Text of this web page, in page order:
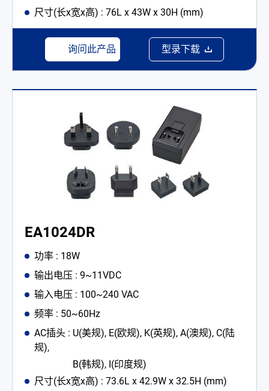
尺寸(长x宽x高) : 76L x 43W x 30H (mm)
询问此产品 型录下载
EA1024DR
功率 : 18W
输出电压 : 9~11VDC
输入电压 : 100~240 VAC
频率 : 50~60Hz
AC插头 : U(美规), E(欧规), K(英规), A(澳规), C(陆
规),
B(韩规), I(印度规)
尺寸(长x宽x高) : 73.6L x 42.9W x 32.5H (mm)